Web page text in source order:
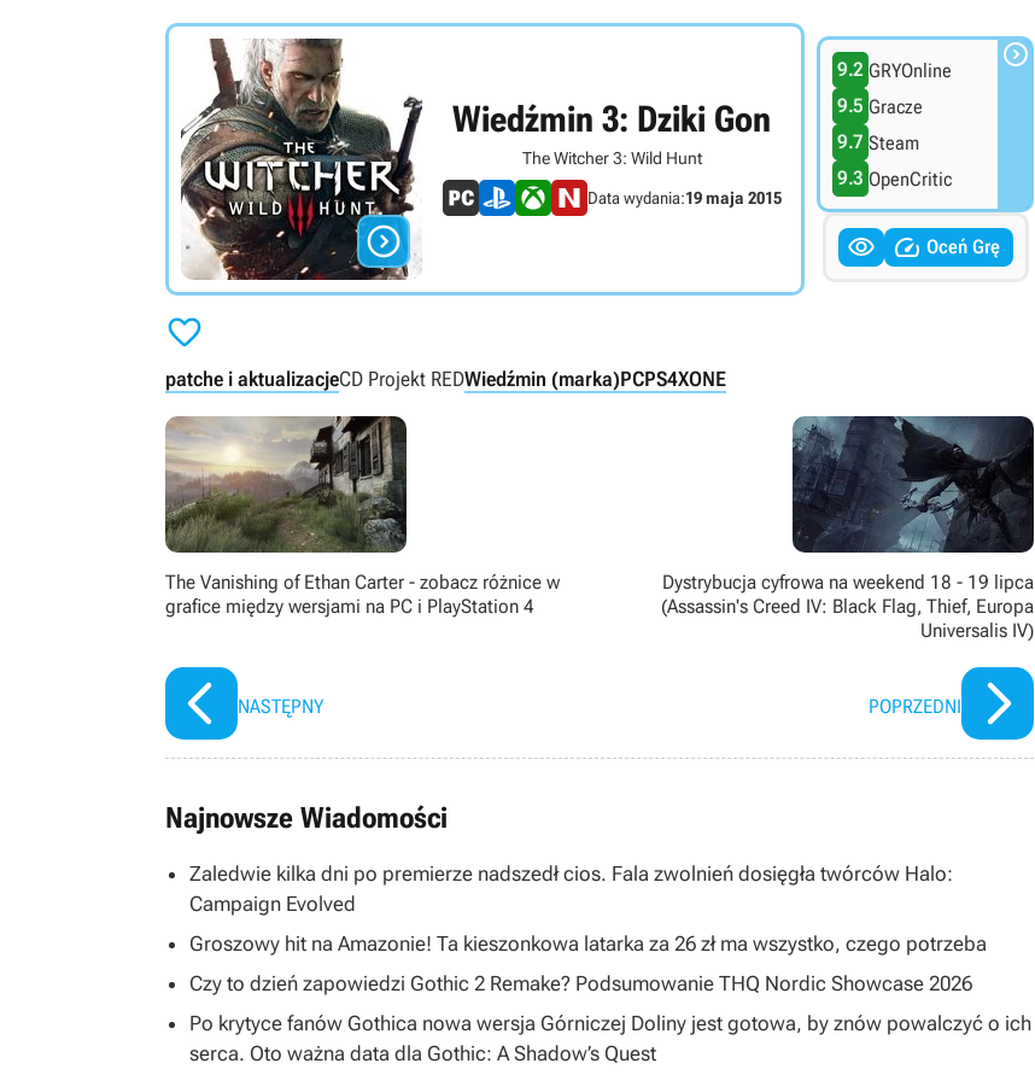

Wiedźmin 3: Dziki Gon
The Witcher 3: Wild Hunt
Data wydania:19 maja 2015
9.2 GRYOnline
9.5 Gracze
9.7 Steam
9.3 OpenCritic

  Oceń Grę

patche i aktualizacjeCD Projekt REDWiedźmin (marka)PCPS4XONE
The Vanishing of Ethan Carter - zobacz różnice w
grafice między wersjami na PC i PlayStation 4
NASTĘPNY
Dystrybucja cyfrowa na weekend 18 - 19 lipca
(Assassin's Creed IV: Black Flag, Thief, Europa
Universalis IV)
POPRZEDNI
Najnowsze Wiadomości
Zaledwie kilka dni po premierze nadszedł cios. Fala zwolnień dosięgła twórców Halo:
Campaign Evolved
Groszowy hit na Amazonie! Ta kieszonkowa latarka za 26 zł ma wszystko, czego potrzeba
Czy to dzień zapowiedzi Gothic 2 Remake? Podsumowanie THQ Nordic Showcase 2026
Po krytyce fanów Gothica nowa wersja Górniczej Doliny jest gotowa, by znów powalczyć o ich
serca. Oto ważna data dla Gothic: A Shadow’s Quest